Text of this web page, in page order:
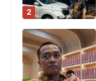
2